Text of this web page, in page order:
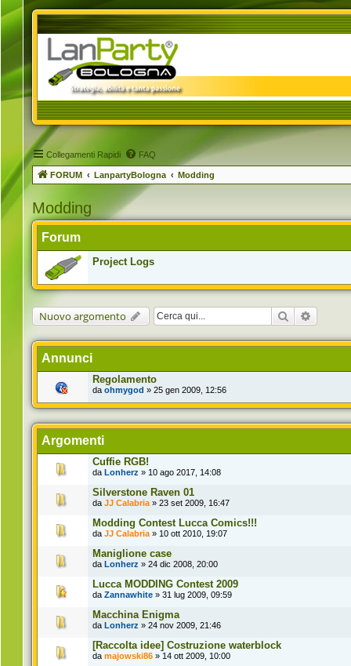
Collegamenti Rapidi FAQ
FORUM LanpartyBologna Modding
Modding
Forum
Project Logs
Nuovo argomento Cerca
Annunci
Regolamento
da ohmygod » 25 gen 2009, 12:56
Argomenti
Cuffie RGB!
da Lonherz » 10 ago 2017, 14:08
Silverstone Raven 01
da JJ Calabria » 23 set 2009, 16:47
Modding Contest Lucca Comics!!!
da JJ Calabria » 10 ott 2010, 19:07
Maniglione case
da Lonherz » 24 dic 2008, 20:00
Lucca MODDING Contest 2009
da Zannawhite » 31 lug 2009, 09:59
Macchina Enigma
da Lonherz » 24 nov 2009, 21:46
[Raccolta idee] Costruzione waterblock
da majowski86 » 14 ott 2009, 10:00